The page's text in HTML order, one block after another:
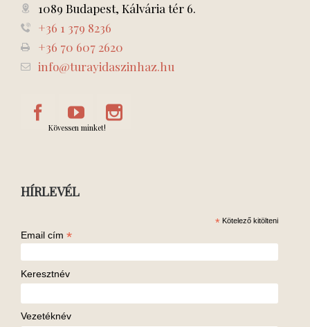
1089 Budapest, Kálvária tér 6.
+36 1 379 8236
+36 70 607 2620
info@turayidaszinhaz.hu
Kövessen minket!
HÍRLEVÉL
* Kötelező kitölteni
Email cím *
Keresztnév
Vezetéknév